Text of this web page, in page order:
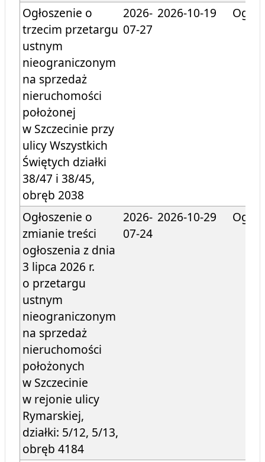
Ogłoszenie o
trzecim przetargu
ustnym
nieograniczonym
na sprzedaż
nieruchomości
położonej
w Szczecinie przy
ulicy Wszystkich
Świętych działki
38/47 i 38/45,
obręb 2038
2026-
07-27
2026-10-19
Ogłoszenie o
zmianie treści
ogłoszenia z dnia
3 lipca 2026 r.
o przetargu
ustnym
nieograniczonym
na sprzedaż
nieruchomości
położonych
w Szczecinie
w rejonie ulicy
Rymarskiej,
działki: 5/12, 5/13,
obręb 4184
2026-
07-24
2026-10-29